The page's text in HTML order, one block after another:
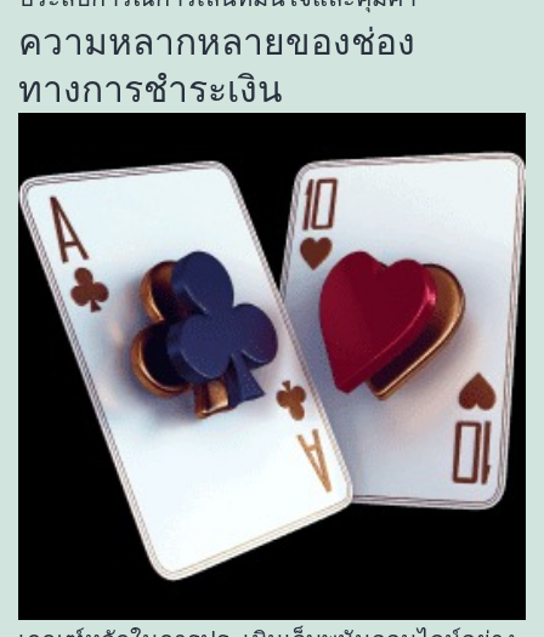
ความหลากหลายของช่อง
ทางการชำระเงิน